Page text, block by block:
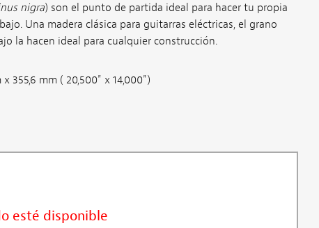
nigra) son el punto de partida ideal para hacer tu propia
Una madera clásica para guitarras eléctricas, el grano
la hacen ideal para cualquier construcción.
355,6 mm ( 20,500" x 14,000")
esté disponible